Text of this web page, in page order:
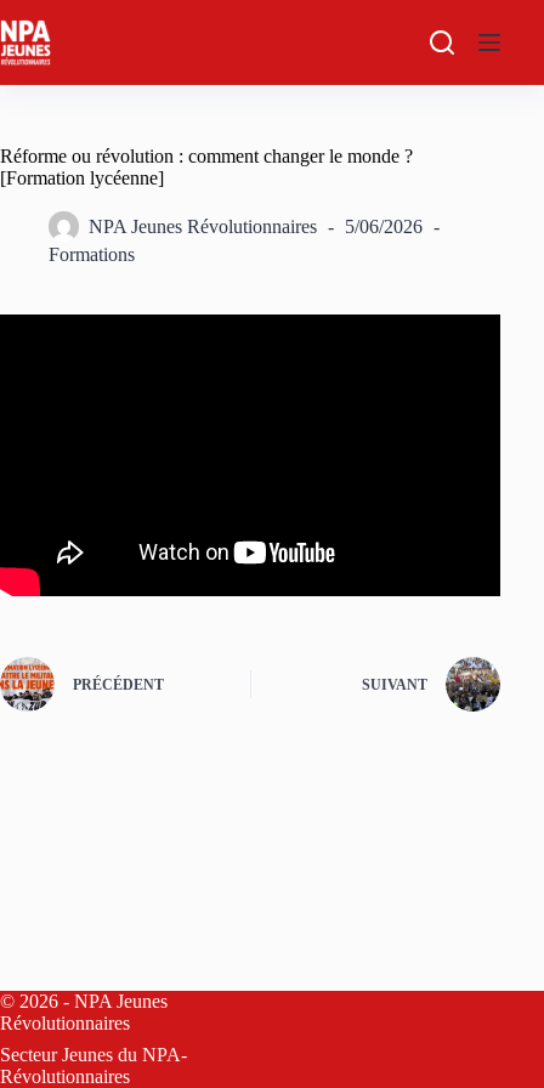
au
contenu
Réforme ou révolution : comment changer le monde ?
[Formation lycéenne]
NPA Jeunes Révolutionnaires
5/06/2026
Formations
PRÉCÉDENT SUIVANT
© 2026 - NPA Jeunes
Révolutionnaires
Secteur Jeunes du NPA-
Révolutionnaires